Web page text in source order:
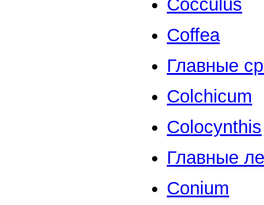
Cocculus
Coffea
Главные
Colchicum
Colocynthis
Главные
Conium